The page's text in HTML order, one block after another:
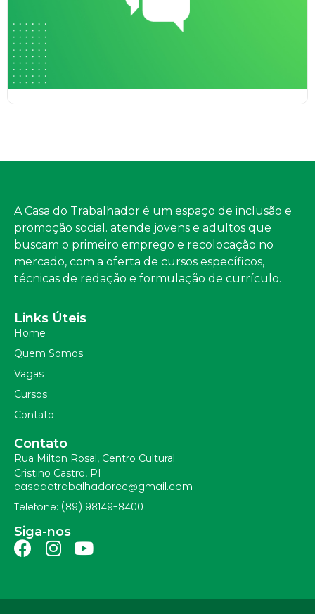
A Casa do Trabalhador é um espaço de inclusão e
promoção social. atende jovens e adultos que
buscam o primeiro emprego e recolocação no
mercado, com a oferta de cursos específicos,
técnicas de redação e formulação de currículo.
Links Úteis
Home
Quem Somos
Vagas
Cursos
Contato
Contato
Rua Milton Rosal, Centro Cultural
Cristino Castro, PI
casadotrabalhadorcc@gmail.com
Telefone: (89) 98149-8400
Siga-nos